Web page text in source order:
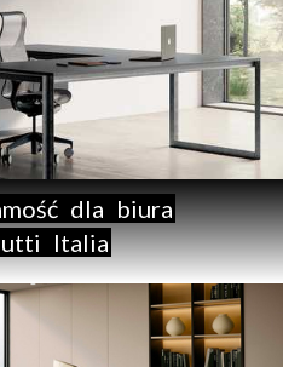
dla biura
Italia